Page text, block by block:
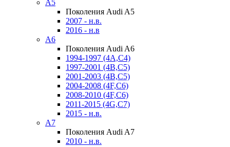
A5
Поколения Audi A5
2007 - н.в.
2016 - н.в
A6
Поколения Audi A6
1994-1997 (4A,C4)
1997-2001 (4B,C5)
2001-2003 (4B,C5)
2004-2008 (4F,C6)
2008-2010 (4F,C6)
2011-2015 (4G,C7)
2015 - н.в.
A7
Поколения Audi A7
2010 - н.в.